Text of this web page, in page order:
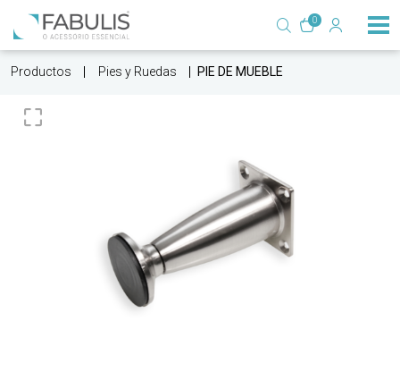
0
Productos Pies y Ruedas PIE DE MUEBLE